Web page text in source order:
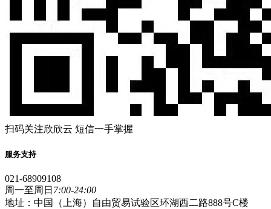
扫码关注欣欣云 短信一手掌握
服务支持
021-68909108
周一至周日 7:00-24:00
地址：中国（上海）自由贸易试验区环湖西二路888号C楼